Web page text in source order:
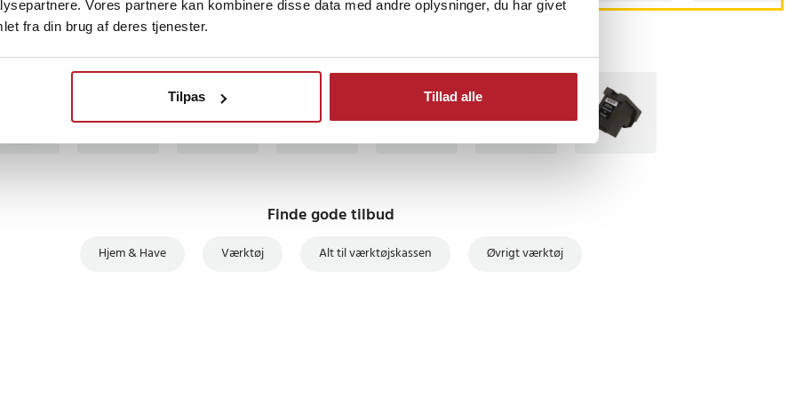
Vores partnere kan kombinere disse data med andre oplysninger, du har givet
fra din brug af deres tjenester.
Tilpas Tillad alle
smykkereparation,
Finde gode tilbud
Hjem & Have Værktøj Alt til værktøjskassen Øvrigt værktøj